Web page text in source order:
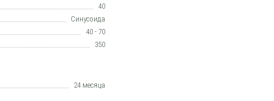
40
Синусоида
40 - 70
350
24 месяца